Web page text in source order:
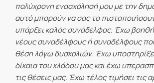
πολύχρονη ενασχόλησή μου με την
αυτό μπορούν να σας το
υπάρξει καλός συνάδελφος. Έχω
νέους συναδέλφους ή συναδέλφους που
θέση λόγω δυσκολιών. Έχω
δίκαια του κλάδου μας και έχω
τις θέσεις μας. Έχω τέλος τιμήσει τις